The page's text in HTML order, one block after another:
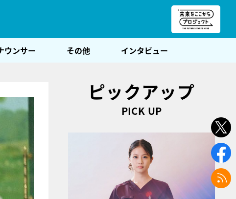
ウンサー その他 インタビュー
ピックアップ
PICK UP